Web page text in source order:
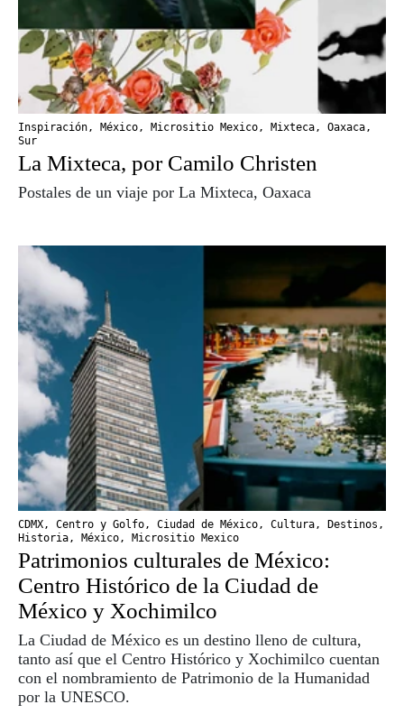
Inspiración, México, Micrositio Mexico, Mixteca, Oaxaca,
Sur
La Mixteca, por Camilo Christen
Postales de un viaje por La Mixteca, Oaxaca
CDMX, Centro y Golfo, Ciudad de México, Cultura, Destinos ,
Historia, México, Micrositio Mexico
Patrimonios culturales de México:
Centro Histórico de la Ciudad de
México y Xochimilco
La Ciudad de México es un destino lleno de cultura,
tanto así que el Centro Histórico y Xochimilco cuentan
con el nombramiento de Patrimonio de la Humanidad
por la UNESCO.